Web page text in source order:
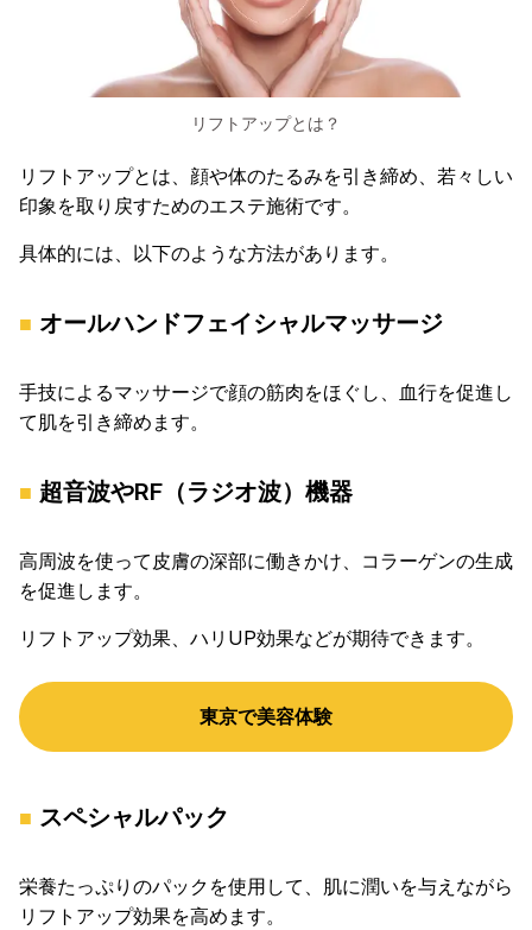
リフトアップとは？
リフトアップとは、顔や体のたるみを引き締め、若々しい
印象を取り戻すためのエステ施術です。
具体的には、以下のような方法があります。
オールハンドフェイシャルマッサージ
手技によるマッサージで顔の筋肉をほぐし、血行を促進し
て肌を引き締めます。
超音波やRF（ラジオ波）機器
高周波を使って皮膚の深部に働きかけ、コラーゲンの生成
を促進します。
リフトアップ効果、ハリUP効果などが期待できます。
東京で美容体験
スペシャルパック
栄養たっぷりのパックを使用して、肌に潤いを与えながら
リフトアップ効果を高めます。